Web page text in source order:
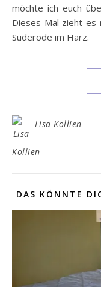
möchte ich euch
Dieses Mal zieht es
Suderode im Harz.
Lisa Kollien
DAS KÖNNTE